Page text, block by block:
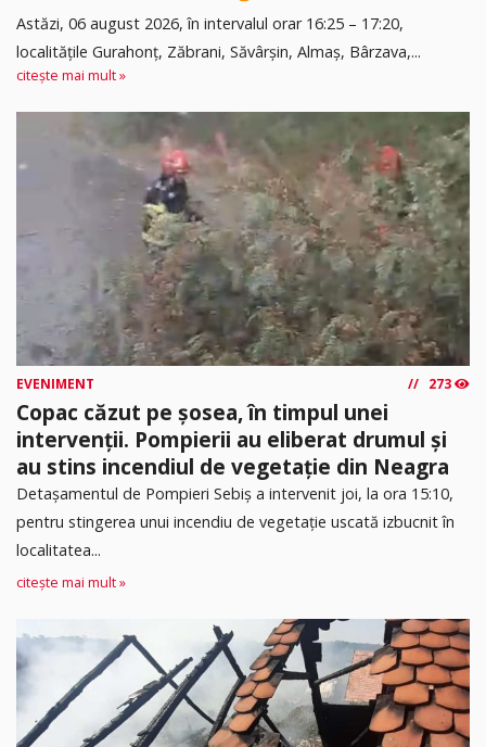
Astăzi, 06 august 2026, în intervalul orar 16:25 – 17:20,
localitățile Gurahonț, Zăbrani, Săvârșin, Almaș, Bârzava,...
citește mai mult »
EVENIMENT 273
Copac căzut pe șosea, în timpul unei
intervenții. Pompierii au eliberat drumul și
au stins incendiul de vegetație din Neagra
Detașamentul de Pompieri Sebiș a intervenit joi, la ora 15:10,
pentru stingerea unui incendiu de vegetație uscată izbucnit în
localitatea...
citește mai mult »